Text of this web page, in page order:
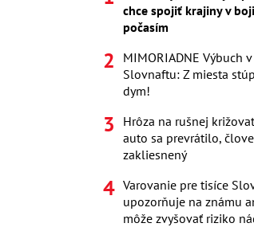
chce spojiť krajiny v
počasím
MIMORIADNE Výbuch
Slovnaftu: Z miesta
dym!
Hrôza na rušnej
auto sa prevrátilo,
zakliesnený
Varovanie pre tisíce
upozorňuje na známu
môže zvyšovať riziko